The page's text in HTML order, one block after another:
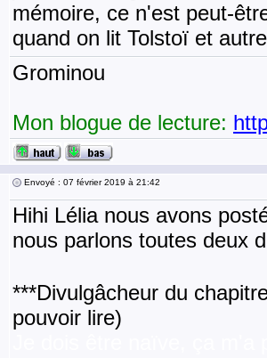
mémoire, ce n'est peut-
quand on lit Tolstoï et
Grominou
Mon blogue de lecture:
Envoyé : 07 février 2019 à 21:42
Hihi Lélia nous avons
nous parlons toutes deux
***Divulgâcheur du
pouvoir lire)